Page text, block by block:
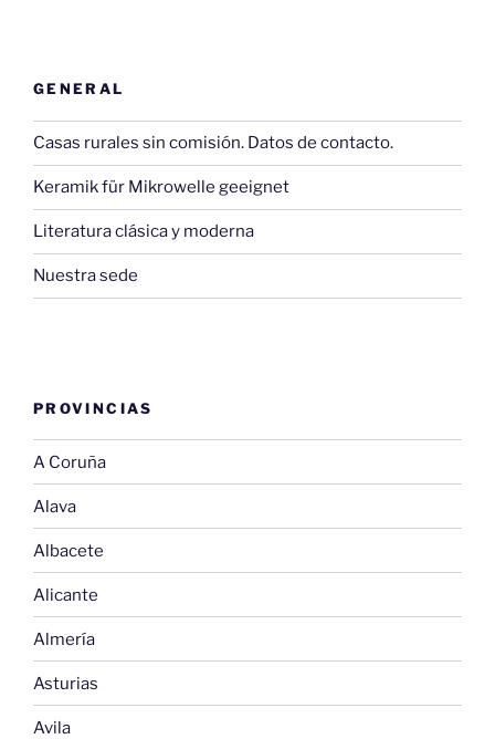
GENERAL
Casas rurales sin comisión. Datos de contacto.
Keramik für Mikrowelle geeignet
Literatura clásica y moderna
Nuestra sede
PROVINCIAS
A Coruña
Alava
Albacete
Alicante
Almería
Asturias
Avila